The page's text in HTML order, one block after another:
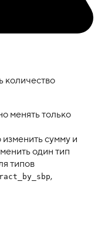
количество
менять только
сумму и
один тип
типов
,